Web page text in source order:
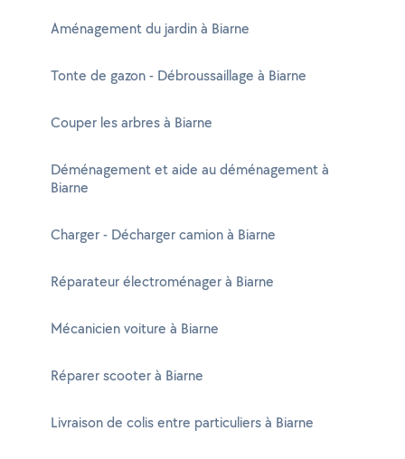
Aménagement du jardin à Biarne
Tonte de gazon - Débroussaillage à Biarne
Couper les arbres à Biarne
Déménagement et aide au déménagement à
Biarne
Charger - Décharger camion à Biarne
Réparateur électroménager à Biarne
Mécanicien voiture à Biarne
Réparer scooter à Biarne
Livraison de colis entre particuliers à Biarne